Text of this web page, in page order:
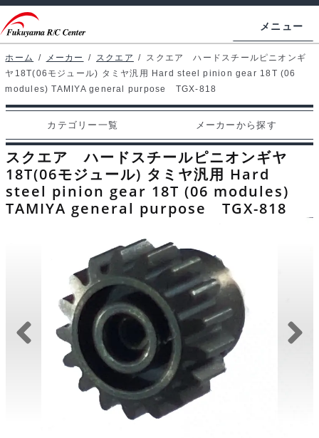
ビ
ゲ
ー
シ
ョ
へ
ス
キ
ッ
ン
テ
ン
ツ
へ
キ
ッ
プ
メニュー
ホームページ
マイアカウント
カート
支払い
カテゴリー一覧
お問い合わせ
ホーム / メーカー / スクエア /
スクエア ハードスチールピニオンギ
ヤ18T(06モジュール) タミヤ汎用 Hard steel pinion gear 18T (06
modules) TAMIYA general purpose TGX-818
カテゴリー一覧 メーカーから探す
スクエア ハードスチールピニオンギヤ
18T(06モジュール) タミヤ汎用 Hard
steel pinion gear 18T (06 modules)
TAMIYA general purpose TGX-818